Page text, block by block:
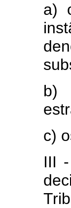
a)
b)
c)
III